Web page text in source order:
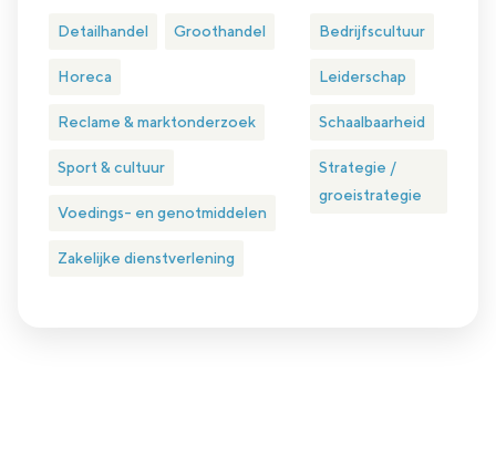
Detailhandel Groothandel
Horeca
Reclame & marktonderzoek
Sport & cultuur
Voedings- en genotmiddelen
Zakelijke dienstverlening
Bedrijfscultuur
Leiderschap
Schaalbaarheid
Strategie /
groeistrategie